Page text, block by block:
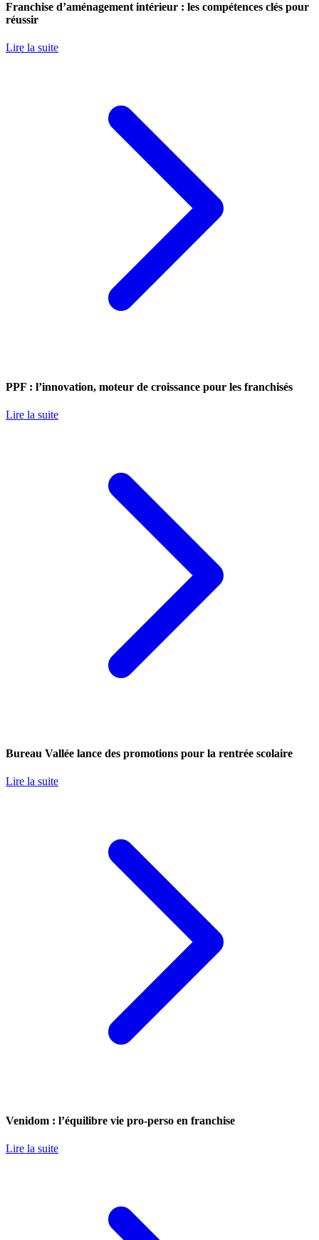
Franchise d’aménagement intérieur : les compétences clés pour
réussir
Lire la suite
PPF : l’innovation, moteur de croissance pour les franchisés
Lire la suite
Bureau Vallée lance des promotions pour la rentrée scolaire
Lire la suite
Venidom : l’équilibre vie pro-perso en franchise
Lire la suite